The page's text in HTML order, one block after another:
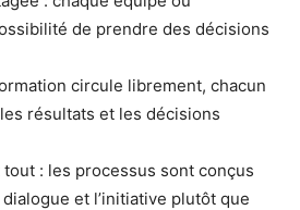
de prendre des décisions
circule librement, chacun
résultats et les décisions
: les processus sont conçus
et l’initiative plutôt que